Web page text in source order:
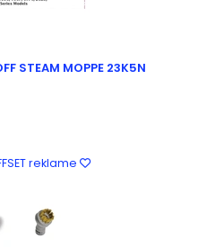
STEAM MOPPE 23K5N
reklame